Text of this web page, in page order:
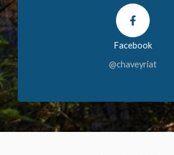
Facebook
@chaveyriat